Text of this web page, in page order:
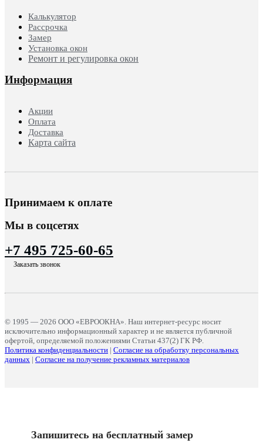
Калькулятор
Рассрочка
Замер
Установка окон
Ремонт и регулировка окон
Информация
Акции
Оплата
Доставка
Карта сайта
Принимаем к оплате
Мы в соцсетях
+7 495 725-60-65
Заказать звонок
© 1995 — 2026 ООО «ЕВРООКНА». Наш интернет-ресурс носит
исключительно информационный характер и не является публичной
офертой, определяемой положениями Статьи 437(2) ГК РФ.
Политика конфиденциальности | Согласие на обработку персональных
данных | Согласие на получение рекламных материалов
Запишитесь на бесплатный замер